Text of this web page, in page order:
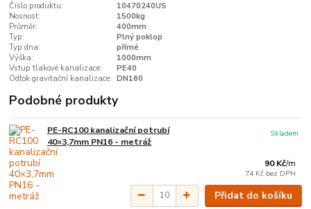
Číslo produktu:
10470240US
Nosnost:
1500kg
Průměr:
400mm
Typ:
Plný poklop
Typ dna:
přímé
Výška:
1000mm
Vstup tlakové kanalizace:
PE40
Odtok gravitační kanalizace: DN160
Podobné produkty
PE-RC100 kanalizační potrubí
40×3,7mm PN16 - metráž
90 Kč/m
74 Kč bez DPH
Skladem
Přidat do košíku